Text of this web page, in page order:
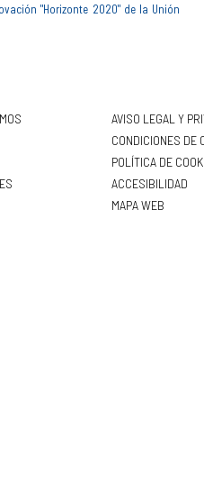
"Horizonte 2020" de la Unión
AVISO LEGAL Y
CONDICIONES DE
POLÍTICA DE
ACCESIBILIDAD
MAPA WEB